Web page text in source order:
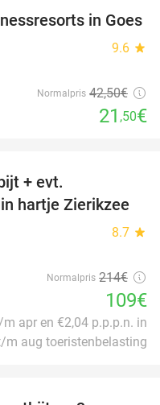
49%
in Goes
9.6 star
Normalpris 42,50€
21 ,50€
+ evt.
hartje Zierikzee
8.7 star
Normalpris 214€
109€
apr en €2,04 p.p.p.n. in
m aug toeristenbelasting